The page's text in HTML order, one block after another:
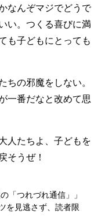
なんぞマジでどうで
い。つくる喜びに満
も子どもにとっても
の邪魔をしない。
一番だなと改めて思
人たちよ、子どもを
そうぜ！
「つれづれ通信」」
を見逃さず、読者限